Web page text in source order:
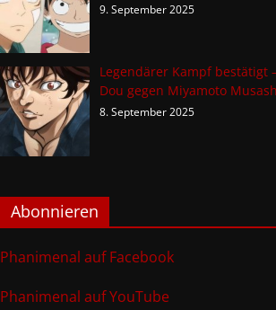
9. September 2025
Legendärer Kampf bestätigt
Dou gegen Miyamoto
8. September 2025
Abonnieren
Phanimenal auf Facebook
Phanimenal auf YouTube